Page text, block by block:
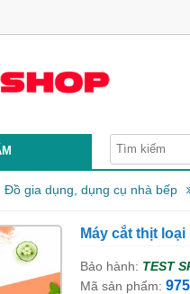
Đồ gia dụng, dụng cụ nhà bếp
Máy cắt thịt
Bảo hành: TEST
Mã sản phẩm: